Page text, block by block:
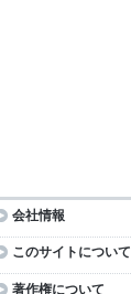
会社情報
このサイトについて
著作権について